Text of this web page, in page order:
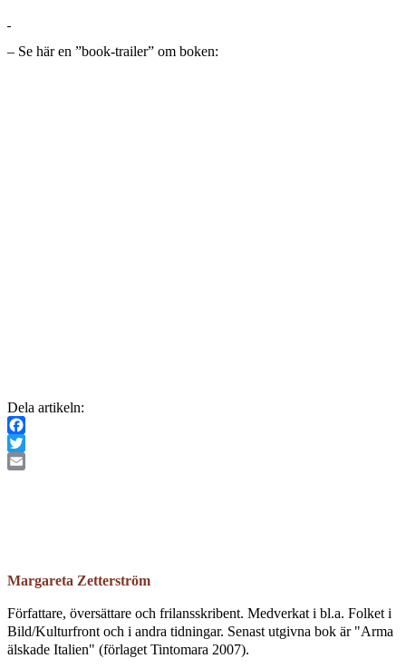
– Se här en ”book-trailer” om boken:
Dela artikeln:
Facebook
Twitter
Margareta Zetterström
Författare, översättare och frilansskribent. Medverkat i bl.a. Folket i
Bild/Kulturfront och i andra tidningar. Senast utgivna bok är "Arma
älskade Italien" (förlaget Tintomara 2007).